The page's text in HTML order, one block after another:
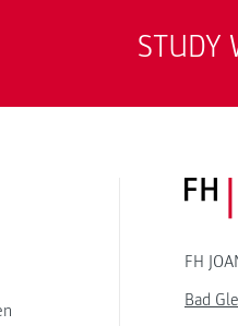
STUDY
FH
Bad